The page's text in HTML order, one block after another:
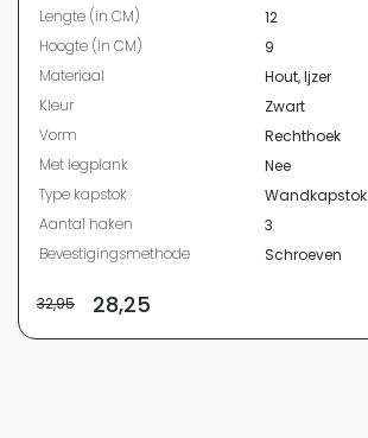
Lengte (in CM)
12
Hoogte (in CM)
9
Materiaal
Hout, Ijzer
Kleur
Zwart
Vorm
Rechthoek
Met legplank
Nee
Type kapstok
Wandkapstok
Aantal haken
3
Bevestigingsmethode
Schroeven
32,95 28,25